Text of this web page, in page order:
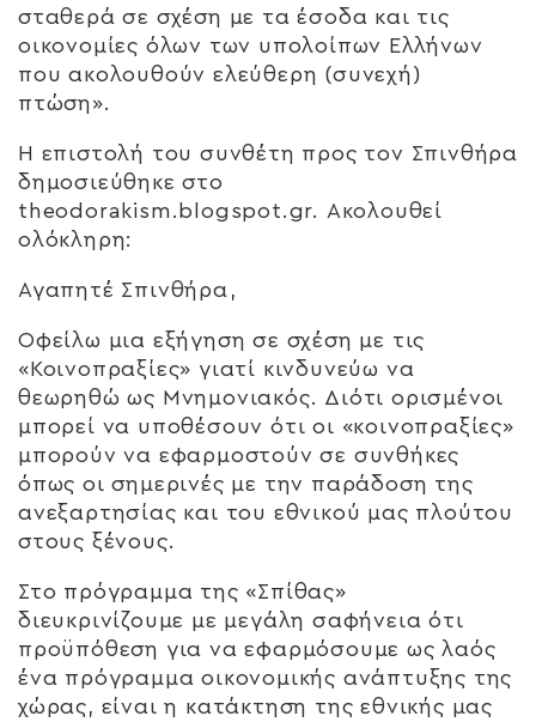
σταθερά σε σχέση με τα έσοδα και τις
οικονομίες όλων των υπολοίπων Ελλήνων
που ακολουθούν ελεύθερη (συνεχή)
πτώση».
Η επιστολή του συνθέτη προς τον Σπινθήρα
δημοσιεύθηκε στο
theodorakism.blogspot.gr. Ακολουθεί
ολόκληρη:
Αγαπητέ Σπινθήρα,
Οφείλω μια εξήγηση σε σχέση με τις
«Κοινοπραξίες» γιατί κινδυνεύω να
θεωρηθώ ως Μνημονιακός. Διότι ορισμένοι
μπορεί να υποθέσουν ότι οι «κοινοπραξίες»
μπορούν να εφαρμοστούν σε συνθήκες
όπως οι σημερινές με την παράδοση της
ανεξαρτησίας και του εθνικού μας πλούτου
στους ξένους.
Στο πρόγραμμα της «Σπίθας»
διευκρινίζουμε με μεγάλη σαφήνεια ότι
προϋπόθεση για να εφαρμόσουμε ως λαός
ένα πρόγραμμα οικονομικής ανάπτυξης της
χώρας, είναι η κατάκτηση της εθνικής μας